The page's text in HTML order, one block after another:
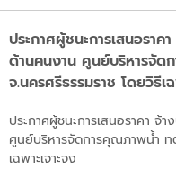
ประกาศผู้ชนะการเสนอรา
ด้านคนงาน ศูนย์บริหารจั
จ.นครศรีธรรมราช โดยวิธีเฉ
ประกาศผู้ชนะการเสนอราคา จ้
ศูนย์บริหารจัดการคุณภาพน้ำ ท
เฉพาะเจาะจง